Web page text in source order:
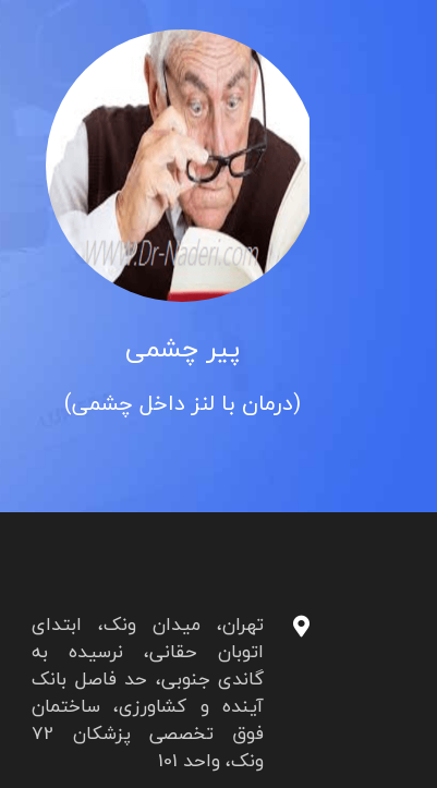
(کاتاراکت)
تهران، میدان ونک، ابتدای
اتوبان حقانی، نرسیده به
گاندی جنوبی، حد فاصل بانک
آینده و کشاورزی، ساختمان
فوق تخصصی پزشکان 72
ونک، واحد 101